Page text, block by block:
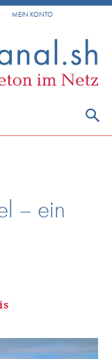
MEIN KONTO
– ein